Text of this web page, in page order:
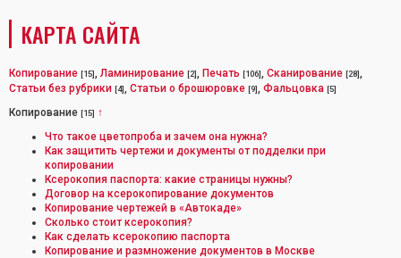
КАРТА САЙТА
Копирование [15], Ламинирование [2], Печать [106], Сканирование [28],
Статьи без рубрики [4], Статьи о брошюровке [9], Фальцовка [5]
Копирование [15] ↑
Что такое цветопроба и зачем она нужна?
Как защитить чертежи и документы от подделки при
копировании
Ксерокопия паспорта: какие страницы нужны?
Договор на ксерокопирование документов
Копирование чертежей в «Автокаде»
Сколько стоит ксерокопия?
Как сделать ксерокопию паспорта
Копирование и размножение документов в Москве